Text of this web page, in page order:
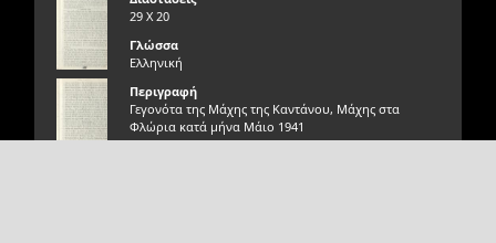
29 Χ 20
Γλώσσα
Ελληνική
Περιγραφή
Γεγονότα της Μάχης της Καντάνου, Μάχης στα
Φλώρια κατά μήνα Μάιο 1941